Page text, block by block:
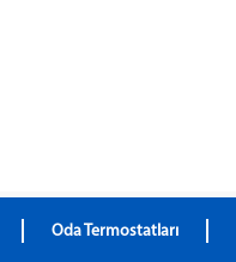
Oda Termostatları